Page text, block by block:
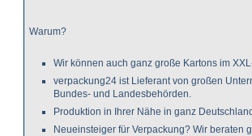
Warum?
Wir können auch ganz große Kartons im
verpackung24 ist Lieferant von großen
Bundes- und Landesbehörden.
Produktion in Ihrer Nähe in ganz
Neueinsteiger für Verpackung? Wir beraten